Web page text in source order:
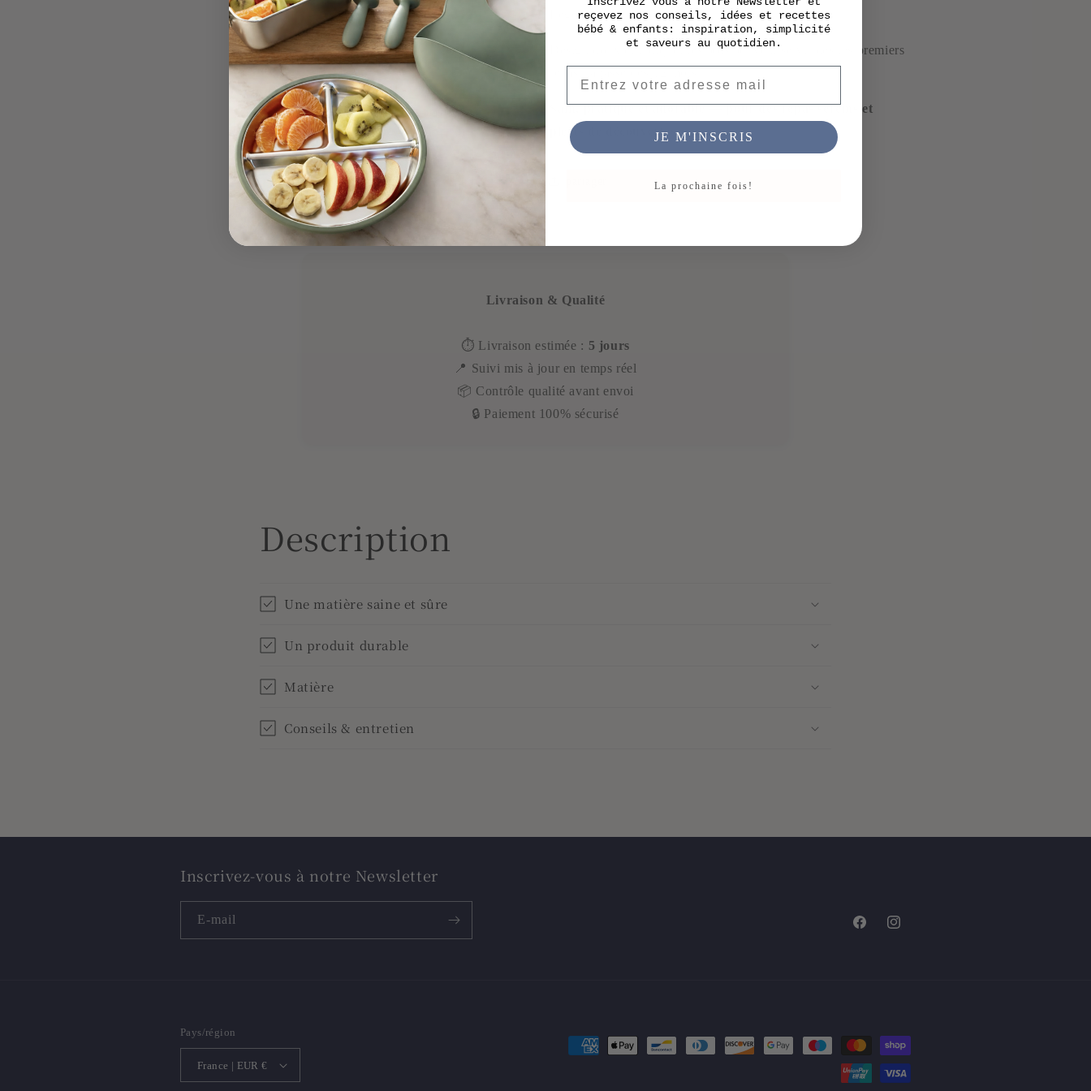
Léger, incassable et durable
Design doux et ludique, les bols peuvent servir des les premiers
Sain, pratique et adorable — pour des repas sereins et
pleins de découvertes.
Livraison & Qualité
⏱️ Livraison estimée : 5 jours
📍 Suivi mis à jour en temps réel
📦 Contrôle qualité avant envoi
🔒 Paiement 100% sécurisé
Description
Une matière saine et sûre
Un produit durable
Matière
Conseils & entretien
Inscrivez-vous à notre Newsletter
E-mail
FacebookInstagram
Pays/région
France | EUR €
Moyens
reçevez nos conseils, idées et recettes
bébé & enfants: inspiration, simplicité
et saveurs au quotidien.
JE M'INSCRIS
La prochaine fois!